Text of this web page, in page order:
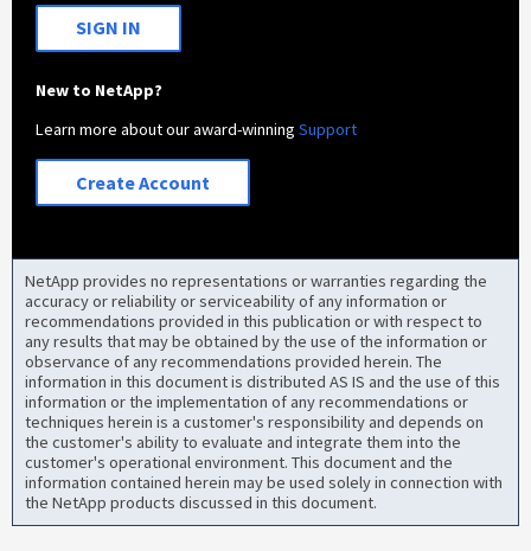
SIGN IN
New to NetApp?
Learn more about our award-winningSupport
Create Account
NetApp provides no representations or warranties regarding the
accuracy or reliability or serviceability of any information or
recommendations provided in this publication or with respect to
any results that may be obtained by the use of the information or
observance of any recommendations provided herein. The
information in this document is distributed AS IS and the use of this
information or the implementation of any recommendations or
techniques herein is a customer's responsibility and depends on
the customer's ability to evaluate and integrate them into the
customer's operational environment. This document and the
information contained herein may be used solely in connection with
the NetApp products discussed in this document.